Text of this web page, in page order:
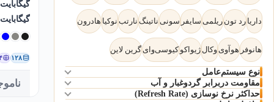
داریا رد تون ریلمی سایفر سونی ناتینگ نارتب نوکیا هادرون
هانوفر هوآوی وکال ژیواکو کیو‌سی‌وایگرین لاین
نوع سیستم‌عامل
Feature Phone (سیستم‌عامل اختصاصی) (۲) iOS(۷) اندروید(۱۷۰)
مقاومت دربرابر گردوغبار و آب
حداکثر نرخ نوسازی (Refresh Rate)
گیگابایت
۱۲۸